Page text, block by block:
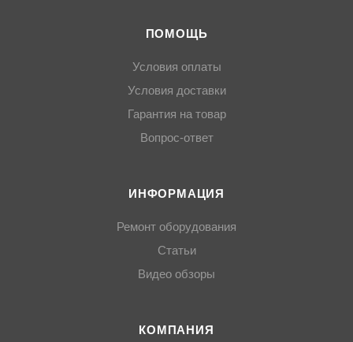
ПОМОЩЬ
Условия оплаты
Условия доставки
Гарантия на товар
Вопрос-ответ
ИНФОРМАЦИЯ
Ремонт оборудования
Статьи
Видео обзоры
КОМПАНИЯ